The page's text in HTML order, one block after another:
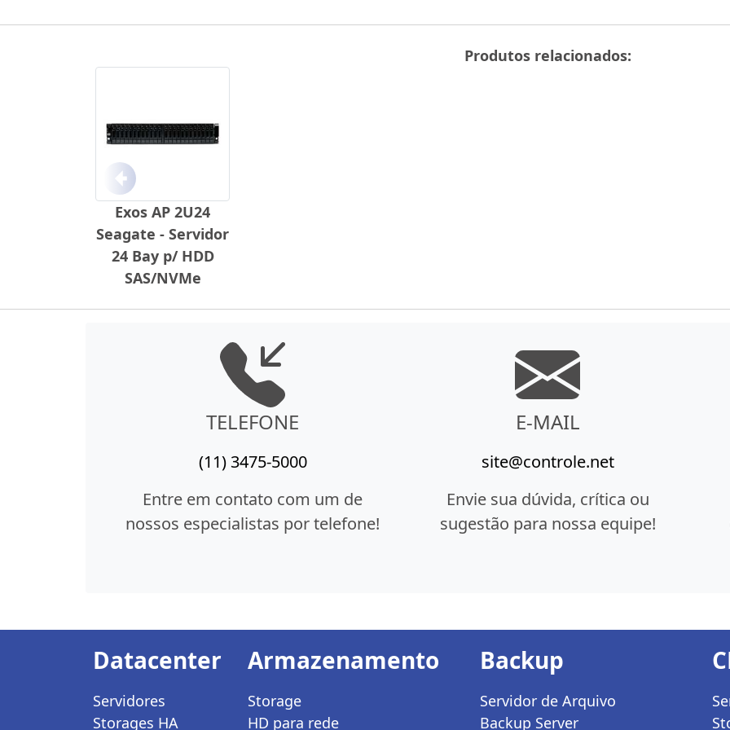
Produtos relacionados:
Exos AP 2U24
Seagate - Servidor
24 Bay p/ HDD
SAS/NVMe
Anterior
TELEFONE
(11) 3475-5000
Entre em contato com um de
nossos especialistas por telefone!
E-MAIL
site@controle.net
Envie sua dúvida, crítica ou
sugestão para nossa equipe!
Datacenter
Servidores
Storages HA
Armazenamento
Storage
HD para rede
Backup
Servidor de Arquivo
Backup Server